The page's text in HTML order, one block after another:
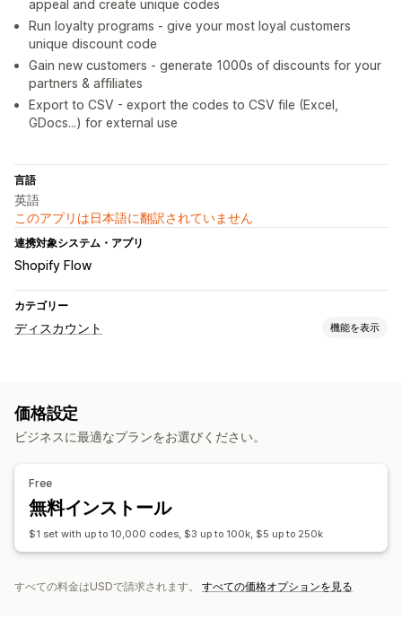
appeal and create unique codes
Run loyalty programs - give your most loyal customers
unique discount code
Gain new customers - generate 1000s of discounts for your
partners & affiliates
Export to CSV - export the codes to CSV file (Excel,
GDocs...) for external use
言語
英語
このアプリは日本語に翻訳されていません
連携対象システム・アプリ
Shopify Flow
カテゴリー
ディスカウント 機能を表示
割引率によるディスカウント
カートディスカウント
チェックアウトディスカウント
価格設定
ビジネスに最適なプランをお選びください。
Free
無料インストール
$1 set with up to 10,000 codes, $3 up to 100k, $5 up to 250k
すべての料金はUSDで請求されます。 すべての価格オプションを見る